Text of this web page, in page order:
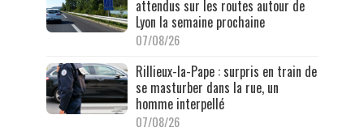
attendus sur les routes autour de
Lyon la semaine prochaine
07/08/26
Rillieux-la-Pape : surpris en train de
se masturber dans la rue, un
homme interpellé
07/08/26